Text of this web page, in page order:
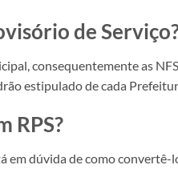
de
consequentemente as
estipulado de cada
RPS?
dúvida de como convertê-